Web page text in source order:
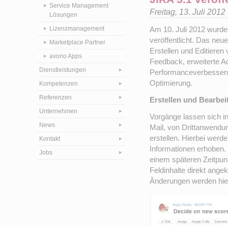
Service Management
Lösungen
Lizenzmanagement
Marketplace Partner
avono Apps
Dienstleistungen
Kompetenzen
Referenzen
Unternehmen
News
Kontakt
Jobs
Freitag, 13. Juli 2012
Am 10. Juli 2012
veröffentlicht. Das
Erstellen und Editieren
Feedback, erweiterte
Optimierung.
Erstellen und
Vorgänge lassen sich
Mail, von
erstellen. Hierbei
Informationen
einem späteren
Feldinhalte direkt
Änderungen werden